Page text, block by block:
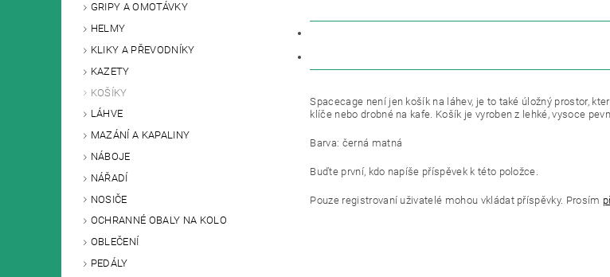
GRIPY A OMOTÁVKY
HELMY
KLIKY A PŘEVODNÍKY
KAZETY
KOŠÍKY
LÁHVE
MAZÁNÍ A KAPALINY
NÁBOJE
NÁŘADÍ
NOSIČE
OCHRANNÉ OBALY NA KOLO
OBLEČENÍ
PEDÁLY
Spacecage není jen košík na láhev, je to také úložný prostor,
klíče nebo drobné na kafe. Košík je vyroben z lehké, vysoce
Barva: černá matná
Buďte první, kdo napíše příspěvek k této položce.
Pouze registrovaní uživatelé mohou vkládat příspěvky. Prosím